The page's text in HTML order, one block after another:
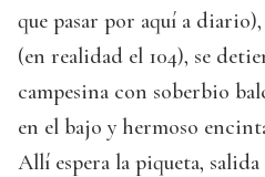
que pasar por aquí a
(en realidad el 104), se
campesina con soberbio
en el bajo y hermoso
Allí espera la piqueta,